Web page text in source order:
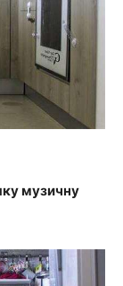
музичну